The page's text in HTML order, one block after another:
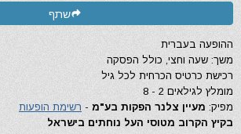
שתף
ההופעה בעברית
משך: שעה וחצי, כולל הפסקה
רכישת כרטיס הכרחית לכל גיל
מומלץ לגילאים 2 - 8
מפיק: מעיין צלנר הפקות בע"מ - רשימת הופעות
בקיץ הקרוב מטוסי העל נוחתים בישראל ​